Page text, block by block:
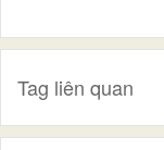
Tag liên quan